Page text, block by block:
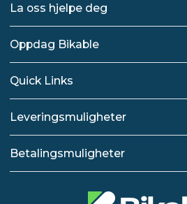
La oss hjelpe deg
Oppdag Bikable
Quick Links
Leveringsmuligheter
Betalingsmuligheter